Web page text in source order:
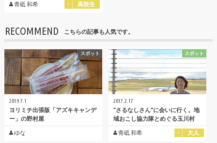
青砥 和希 高校生
RECOMMEND こちらの記事も人気です。
スポット
2019.7.1
ヨリミチ出張版「アズキキャンデ
ー」の野村屋
ゆな
スポット
2017.2.17
”さるなしさん”に会いに行く。地
域おこし協力隊とめぐる玉川村
青砥 和希
大人